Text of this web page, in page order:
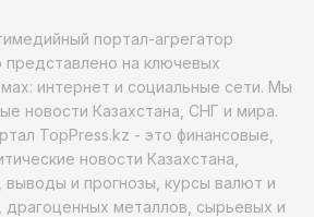
портал-агрегатор
представлено на ключевых
интернет и социальные сети. Мы
новости Казахстана, СНГ и мира.
TopPress.kz - это финансовые,
новости Казахстана,
выводы и прогнозы, курсы валют и
драгоценных металлов, сырьевых и